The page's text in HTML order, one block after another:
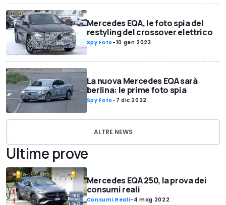
Mercedes EQA, le foto spia del
restyling del crossover elettrico
Spy Foto -10 gen 2023
La nuova Mercedes EQA sarà
berlina: le prime foto spia
Spy Foto - 7 dic 2022
ALTRE NEWS
Ultime prove
Mercedes EQA 250, la prova dei
consumi reali
Consumi Reali- 4 mag 2022